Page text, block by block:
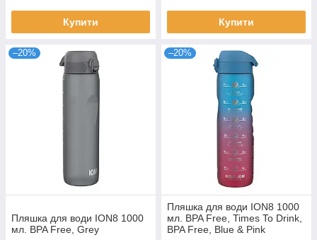
Купити Купити
–20%
Пляшка для води ION8 1000
мл. BPA Free, Grey
–20%
Пляшка для води ION8 1000
мл. BPA Free, Times To Drink,
BPA Free, Blue & Pink